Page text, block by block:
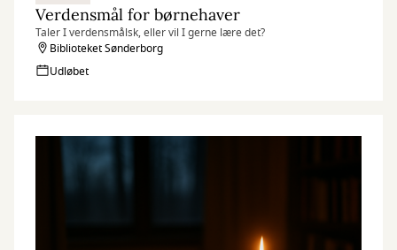
Verdensmål for børnehaver
Taler I verdensmålsk, eller vil I gerne lære det?
Biblioteket Sønderborg
Udløbet